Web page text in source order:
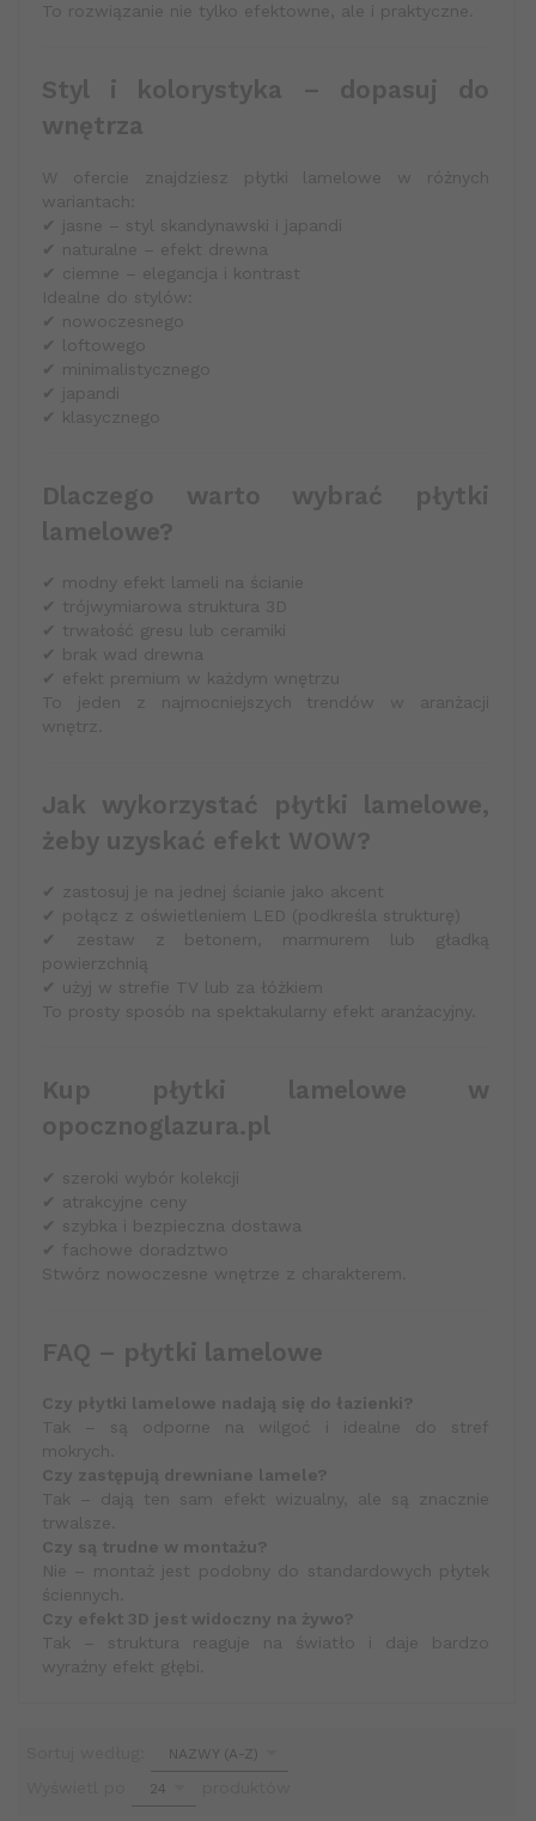
To rozwiązanie nie tylko efektowne, ale i praktyczne.
Styl i kolorystyka – dopasuj do
wnętrza
W ofercie znajdziesz płytki lamelowe w różnych
wariantach:
✔ jasne – styl skandynawski i japandi
✔ naturalne – efekt drewna
✔ ciemne – elegancja i kontrast
Idealne do stylów:
✔ nowoczesnego
✔ loftowego
✔ minimalistycznego
✔ japandi
✔ klasycznego
Dlaczego warto wybrać płytki
lamelowe?
✔ modny efekt lameli na ścianie
✔ trójwymiarowa struktura 3D
✔ trwałość gresu lub ceramiki
✔ brak wad drewna
✔ efekt premium w każdym wnętrzu
To jeden z najmocniejszych trendów w aranżacji
wnętrz.
Jak wykorzystać płytki lamelowe,
żeby uzyskać efekt WOW?
✔ zastosuj je na jednej ścianie jako akcent
✔ połącz z oświetleniem LED (podkreśla strukturę)
✔ zestaw z betonem, marmurem lub gładką
powierzchnią
✔ użyj w strefie TV lub za łóżkiem
To prosty sposób na spektakularny efekt aranżacyjny.
Kup płytki lamelowe w
opocznoglazura.pl
✔ szeroki wybór kolekcji
✔ atrakcyjne ceny
✔ szybka i bezpieczna dostawa
✔ fachowe doradztwo
Stwórz nowoczesne wnętrze z charakterem.
FAQ – płytki lamelowe
Czy płytki lamelowe nadają się do łazienki?
Tak – są odporne na wilgoć i idealne do stref
mokrych.
Czy zastępują drewniane lamele?
Tak – dają ten sam efekt wizualny, ale są znacznie
trwalsze.
Czy są trudne w montażu?
Nie – montaż jest podobny do standardowych płytek
ściennych.
Czy efekt 3D jest widoczny na żywo?
Tak – struktura reaguje na światło i daje bardzo
wyraźny efekt głębi.
sortNAZWY (A-Z)
pop24